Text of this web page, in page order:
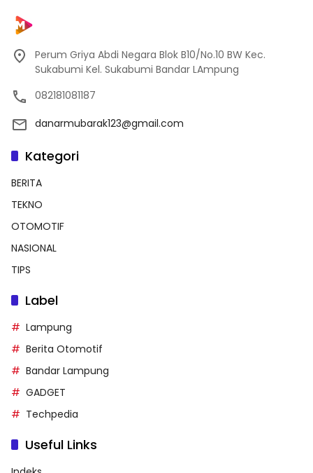
Perum Griya Abdi Negara Blok B10/No.10 BW Kec.
Sukabumi Kel. Sukabumi Bandar LAmpung
082181081187
danarmubarak123@gmail.com
Kategori
BERITA
TEKNO
OTOMOTIF
NASIONAL
TIPS
Label
Lampung
Berita Otomotif
Bandar Lampung
GADGET
Techpedia
Useful Links